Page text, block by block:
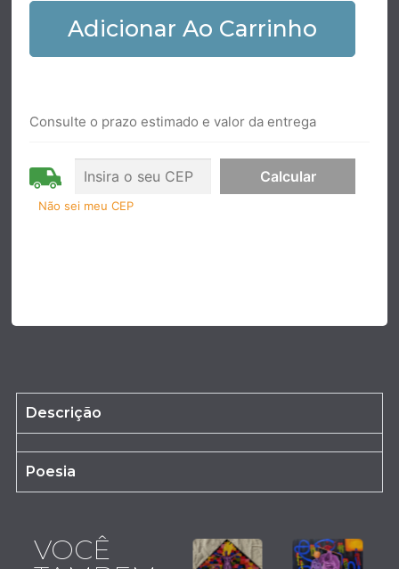
Adicionar Ao Carrinho
Consulte o prazo estimado e valor da entrega
Não sei meu CEP
Descrição
Poesia
VOCÊ